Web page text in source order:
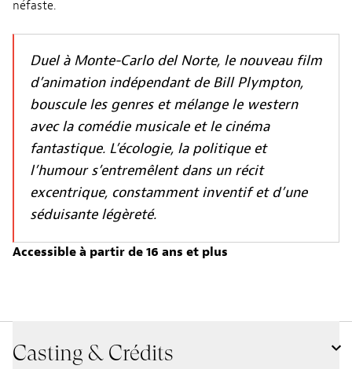
néfaste.
Duel à Monte-Carlo del Norte, le nouveau film
d’animation indépendant de Bill Plympton,
bouscule les genres et mélange le western
avec la comédie musicale et le cinéma
fantastique. L’écologie, la politique et
l’humour s’entremêlent dans un récit
excentrique, constamment inventif et d’une
séduisante légèreté.
Accessible à partir de 16 ans et plus
Casting & Crédits